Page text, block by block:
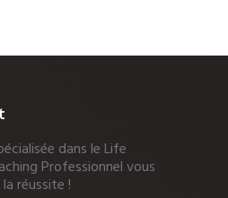
dans le Life
Professionnel vous
réussite !